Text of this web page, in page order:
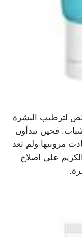
لترطيب البشرة
فحين تبدأون
مرونتها ولم تعد
على اصلاح